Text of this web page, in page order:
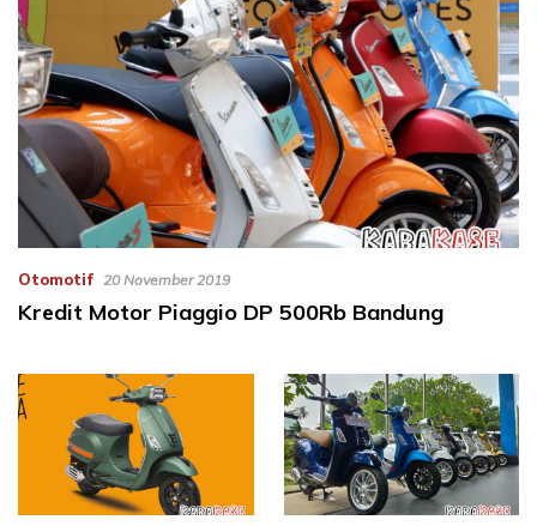
Otomotif 20 November 2019
Kredit Motor Piaggio DP 500Rb Bandung